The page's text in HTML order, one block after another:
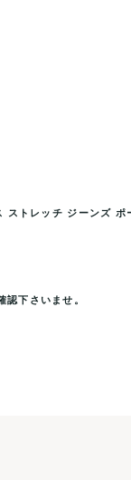
チ ジーンズ ポー
ストレッチ ジーンズ
下さいませ。